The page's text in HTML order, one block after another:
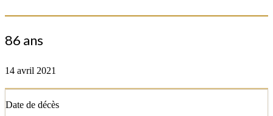
86 ans
14 avril 2021
Date de décès